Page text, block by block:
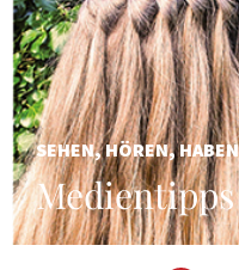
SEHEN, HÖREN, HABEN